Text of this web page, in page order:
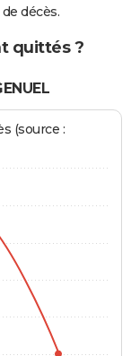
décès.
quittés ?
(source :